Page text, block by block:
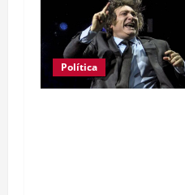
Política